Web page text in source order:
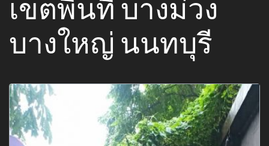
เขตพื้นที่ บางม่วง
บางใหญ่ นนทบุรี